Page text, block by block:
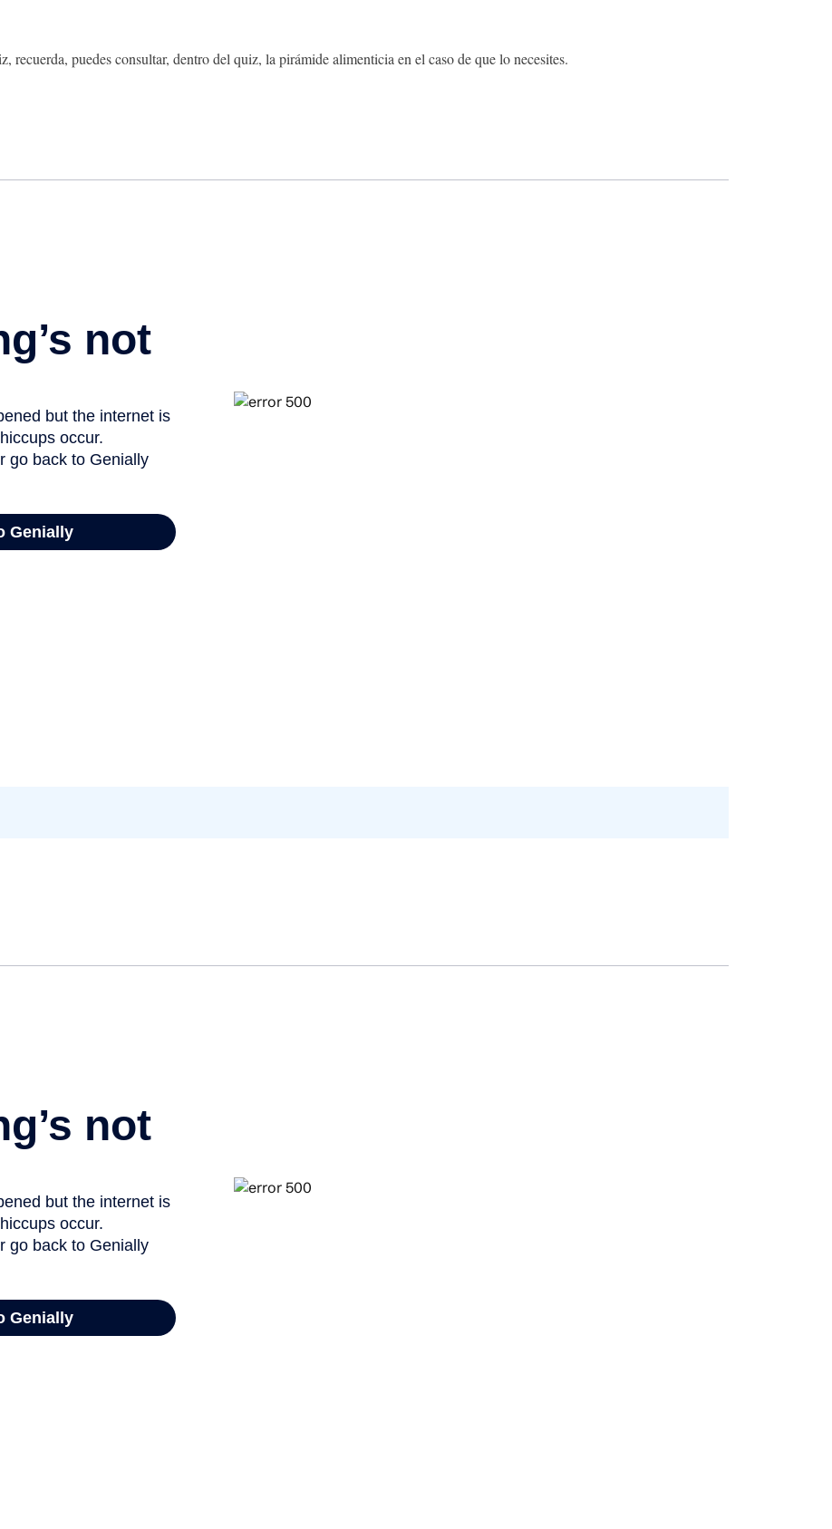
recuerda, puedes consultar, dentro del quiz, la pirámide alimenticia en el caso de que lo necesites.